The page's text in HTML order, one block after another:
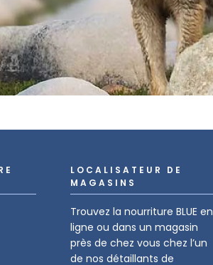
LOCALISATEUR DE
MAGASINS
Trouvez la nourriture BLUE en
ligne ou dans un magasin
près de chez vous chez l’un
de nos détaillants de